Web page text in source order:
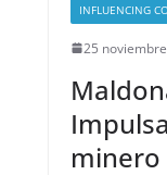
INFLUENCING
25
minero